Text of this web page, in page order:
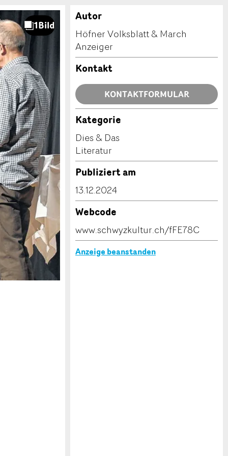
Autor
Höfner Volksblatt & March
Anzeiger
Kontakt
KONTAKTFORMULAR
Kategorie
Dies & Das
Literatur
Publiziert am
13.12.2024
Webcode
www.schwyzkultur.ch/fFE78C
Anzeige beanstanden